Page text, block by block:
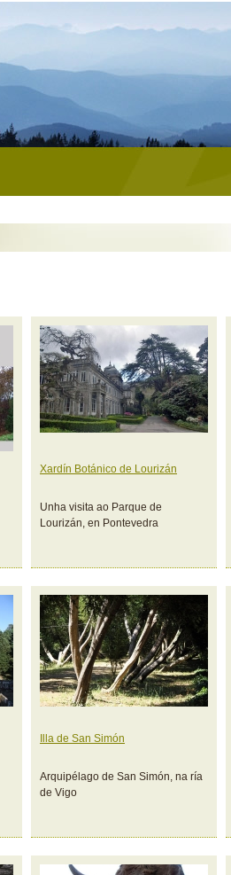
Xardín Botánico de Lourizán
Unha visita ao Parque de
Lourizán, en Pontevedra
Illa de San Simón
Arquipélago de San Simón, na ría
de Vigo